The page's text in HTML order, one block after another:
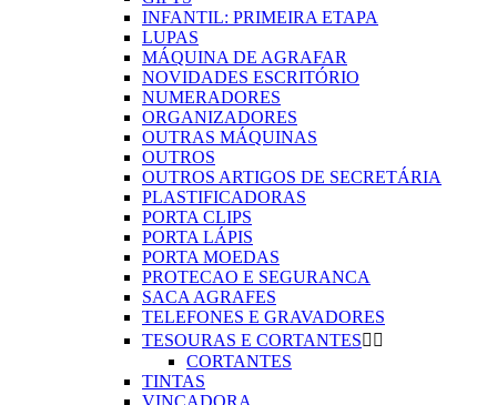
INFANTIL: PRIMEIRA ETAPA
LUPAS
MÁQUINA DE AGRAFAR
NOVIDADES ESCRITÓRIO
NUMERADORES
ORGANIZADORES
OUTRAS MÁQUINAS
OUTROS
OUTROS ARTIGOS DE SECRETÁRIA
PLASTIFICADORAS
PORTA CLIPS
PORTA LÁPIS
PORTA MOEDAS
PROTECAO E SEGURANCA
SACA AGRAFES
TELEFONES E GRAVADORES
TESOURAS E CORTANTES 
CORTANTES
TINTAS
VINCADORA